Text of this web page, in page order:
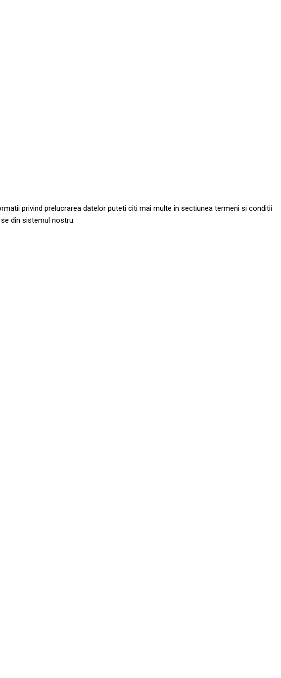
privind prelucrarea datelor puteti citi mai multe in sectiunea termeni si conditii
din sistemul nostru.